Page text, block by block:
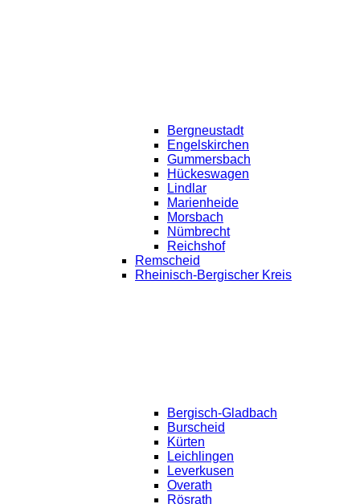
Bergneustadt
Engelskirchen
Gummersbach
Hückeswagen
Lindlar
Marienheide
Morsbach
Nümbrecht
Reichshof
Remscheid
Rheinisch-Bergischer Kreis
Bergisch-Gladbach
Burscheid
Kürten
Leichlingen
Leverkusen
Overath
Rösrath